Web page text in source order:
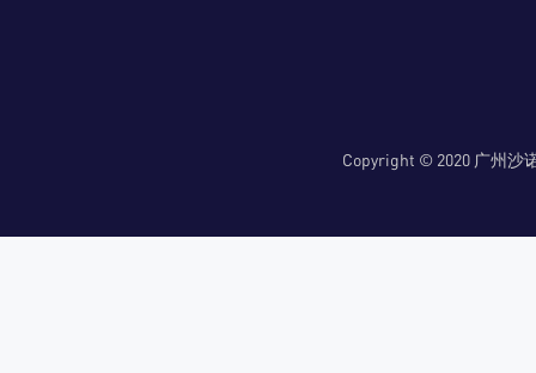
Copyright © 2020 广州沙